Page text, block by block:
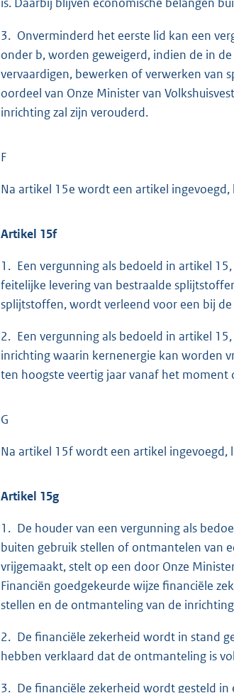
is. Daarbij blijven economische belangen
3. Onverminderd het eerste lid kan een
onder b, worden geweigerd, indien de in
vervaardigen, bewerken of verwerken van
oordeel van Onze Minister van
inrichting zal zijn verouderd.
F
Na artikel 15e wordt een artikel ingevoegd,
Artikel 15f
1. Een vergunning als bedoeld in artikel
feitelijke levering van bestraalde
splijtstoffen, wordt verleend voor een bij
2. Een vergunning als bedoeld in artikel
inrichting waarin kernenergie kan worden
ten hoogste veertig jaar vanaf het
G
Na artikel 15f wordt een artikel ingevoegd,
Artikel 15g
1. De houder van een vergunning als
buiten gebruik stellen of ontmantelen van
vrijgemaakt, stelt op een door Onze
Financiën goedgekeurde wijze financiële
stellen en de ontmanteling van de
2. De financiële zekerheid wordt in stand
hebben verklaard dat de ontmanteling is
3. De financiële zekerheid wordt gesteld